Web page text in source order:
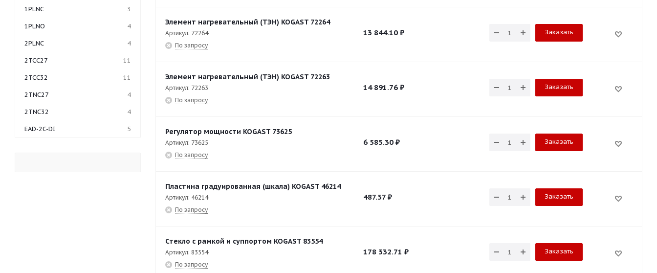
Элемент нагревательный (ТЭН) KOGAST 72264
Артикул: 72264
По запросу
13 844.10 ₽ Заказать
Элемент нагревательный (ТЭН) KOGAST 72263
Артикул: 72263
По запросу
14 891.76 ₽ Заказать
Регулятор мощности KOGAST 73625
Артикул: 73625
По запросу
6 585.30 ₽ Заказать
Пластина градуированная (шкала) KOGAST 46214
Артикул: 46214
По запросу
487.37 ₽ Заказать
Стекло с рамкой и суппортом KOGAST 83554
Артикул: 83554
По запросу
178 332.71 ₽ Заказать
1PLNC 3
1PLNO 4
2PLNC 4
2TCC27 11
2TCC32 11
2TNC27 4
2TNC32 4
EAD-2C-DI 5